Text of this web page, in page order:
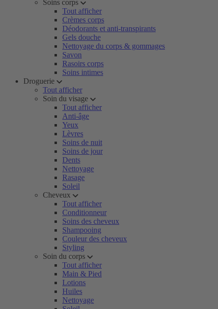
Soins corps
Tout afficher
Crèmes corps
Déodorants et anti-transpirants
Gels douche
Nettoyage du corps & gommages
Savon
Rasoirs corps
Soins intimes
Droguerie
Tout afficher
Soin du visage
Tout afficher
Anti-âge
Yeux
Lèvres
Soins de nuit
Soins de jour
Dents
Nettoyage
Rasage
Soleil
Cheveux
Tout afficher
Conditionneur
Soins des cheveux
Shampooing
Couleur des cheveux
Styling
Soin du corps
Tout afficher
Main & Pied
Lotions
Huiles
Nettoyage